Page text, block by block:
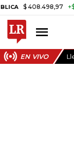
$ 408.498,97 +$
EN VIVO